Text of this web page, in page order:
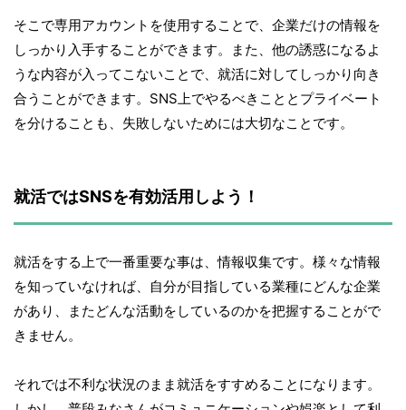
そこで専用アカウントを使用することで、企業だけの情報を
しっかり入手することができます。また、他の誘惑になるよ
うな内容が入ってこないことで、就活に対してしっかり向き
合うことができます。SNS上でやるべきこととプライベート
を分けることも、失敗しないためには大切なことです。
就活ではSNSを有効活用しよう！
就活をする上で一番重要な事は、情報収集です。様々な情報
を知っていなければ、自分が目指している業種にどんな企業
があり、またどんな活動をしているのかを把握することがで
きません。
それでは不利な状況のまま就活をすすめることになります。